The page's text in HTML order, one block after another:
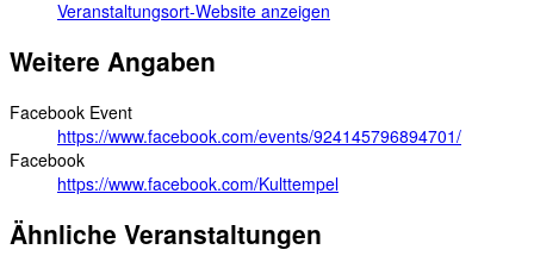
Veranstaltungsort-Website anzeigen
Weitere Angaben
Facebook Event
https://www.facebook.com/events/924145796894701/
Facebook
https://www.facebook.com/Kulttempel
Ähnliche Veranstaltungen